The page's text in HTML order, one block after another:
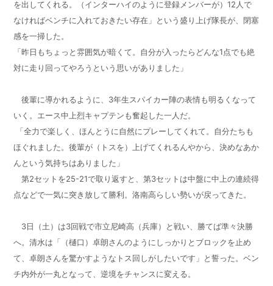
を出してくれる。（インターハイのように登録メンバーが）12人で
なければベンチに入れておきたい存在」という盛り上げ隊長が、閉塞
感を一掃した。
「昨日もちょっと雰囲気が暗くて。自分が入ったらどんな1点でも絶
対に走り回ってやろうという思いがありました」
後輩に導かれるように、3年生スパイカー陣の表情も明るくなって
いく。エース中上烈キャプテンも奮起した一人だ。
「全力で楽しく、ほんとうに自然にプレーしてくれて。自分たちも
ほぐれました。後輩が（トスを）上げてくれるんやから、決めなあか
んという気持ちはありました」
第2セットを25-21で取り返すと、第3セットは中盤に中上の連続得
点などで一気に突き放して勝利。洛南高らしい勢いが戻ってきた。
3日（土）は3回戦で市立尼崎高（兵庫）と戦い、勝てば準々決勝
へ。清水は「（樋口）卓朗さんのようにしっかりとブロックを止め
て、卓朗さんを驚かすようなトス回しがしたいです」と誓った。ベン
チ内外が一丸となって、逆境をチャンスに変える。